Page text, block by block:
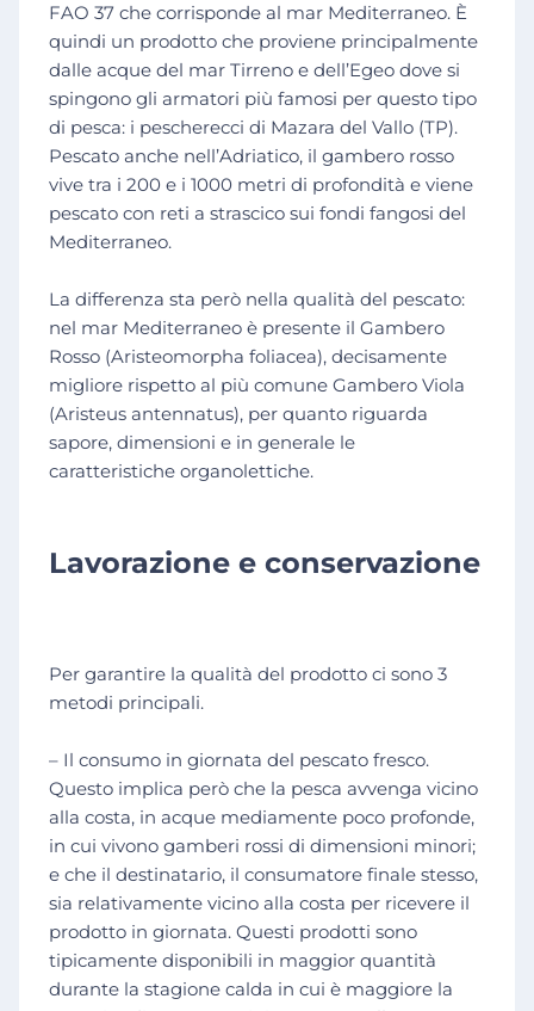
FAO 37 che corrisponde al mar Mediterraneo. È
quindi un prodotto che proviene principalmente
dalle acque del mar Tirreno e dell’Egeo dove si
spingono gli armatori più famosi per questo tipo
di pesca: i pescherecci di Mazara del Vallo (TP).
Pescato anche nell’Adriatico, il gambero rosso
vive tra i 200 e i 1000 metri di profondità e viene
pescato con reti a strascico sui fondi fangosi del
Mediterraneo.
La differenza sta però nella qualità del pescato:
nel mar Mediterraneo è presente il Gambero
Rosso (Aristeomorpha foliacea), decisamente
migliore rispetto al più comune Gambero Viola
(Aristeus antennatus), per quanto riguarda
sapore, dimensioni e in generale le
caratteristiche organolettiche.
Lavorazione e conservazione
Per garantire la qualità del prodotto ci sono 3
metodi principali.
– Il consumo in giornata del pescato fresco.
Questo implica però che la pesca avvenga vicino
alla costa, in acque mediamente poco profonde,
in cui vivono gamberi rossi di dimensioni minori;
e che il destinatario, il consumatore finale stesso,
sia relativamente vicino alla costa per ricevere il
prodotto in giornata. Questi prodotti sono
tipicamente disponibili in maggior quantità
durante la stagione calda in cui è maggiore la